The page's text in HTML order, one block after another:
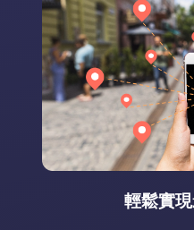
輕鬆實